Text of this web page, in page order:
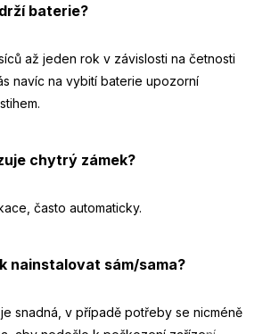
baterie?
až jeden rok v závislosti na četnosti
navíc na vybití baterie upozorní
chytrý zámek?
často automaticky.
nainstalovat sám/sama?
snadná, v případě potřeby se nicméně